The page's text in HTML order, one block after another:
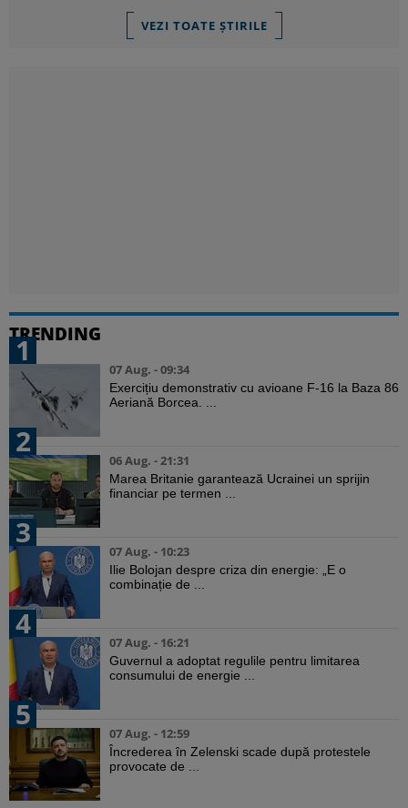
VEZI TOATE ȘTIRILE
TRENDING
1
07 Aug. - 09:34
Exercițiu demonstrativ cu avioane F-16 la Baza 86
Aeriană Borcea. ...
2
06 Aug. - 21:31
Marea Britanie garantează Ucrainei un sprijin
financiar pe termen ...
3
07 Aug. - 10:23
Ilie Bolojan despre criza din energie: „E o
combinație de ...
4
07 Aug. - 16:21
Guvernul a adoptat regulile pentru limitarea
consumului de energie ...
5
07 Aug. - 12:59
Încrederea în Zelenski scade după protestele
provocate de ...